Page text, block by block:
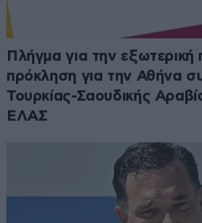
Πλήγμα για την εξωτερική
πρόκληση για την Αθήνα
Τουρκίας-Σαουδικής
ΕΛΑΣ